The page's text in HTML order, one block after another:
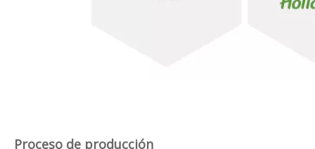
Proceso de producción